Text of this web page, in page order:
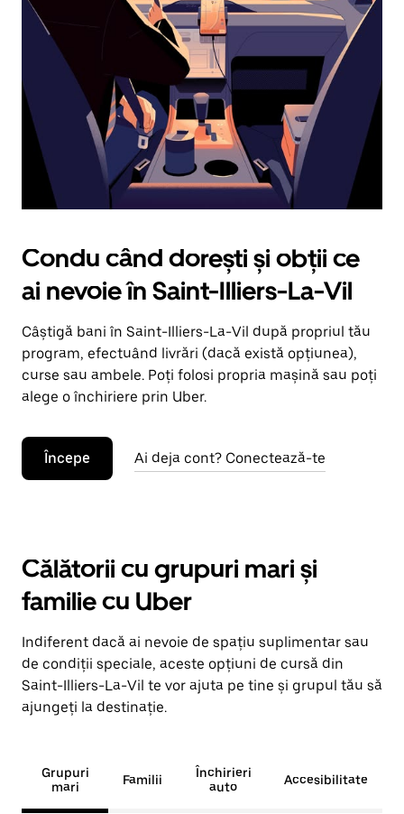
în
jos.
Închide
calendarul
apăsând
pe
butonul
Escape.
Condu când dorești și obții ce
ai nevoie în Saint-Illiers-La-Vil
Câștigă bani în Saint-Illiers-La-Vil după propriul tău
program, efectuând livrări (dacă există opțiunea),
curse sau ambele. Poți folosi propria mașină sau poți
alege o închiriere prin Uber.
Începe Ai deja cont? Conectează-te
Călătorii cu grupuri mari și
familie cu Uber
Indiferent dacă ai nevoie de spațiu suplimentar sau
de condiții speciale, aceste opțiuni de cursă din
Saint-Illiers-La-Vil te vor ajuta pe tine și grupul tău să
ajungeți la destinație.
Grupuri
mari
Familii
Închirieri
auto
Accesibilitate